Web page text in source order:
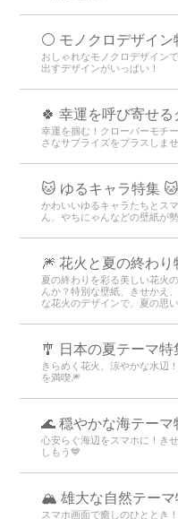
⚪️ モノクロデザイン
おしゃれなモノクロデザイン
出すデザインがいっぱい！
🍀 幸運を呼び寄せる
幸運を掴む！クローバーモチ
さなサプライズをプラスしま
🐱 ゆるキャラ特集 🐱
かわいいゆるキャラたちとス
ん、やちにゃんなどの壁紙が勢
🎆 花火と夏の終わり
夏の終わりを彩る美しい花火
んか？特別な壁紙、きせかえ
な花火のデザインで、夏の思
🎐 日本の夏テーマ特
きらめく花火、涼やかな水辺
を満喫🎆
🌊 穏やかな海テーマ
心安らぐ海辺をスマホに！き
しもう💙
🏔️ 雄大な自然テー
スマホ画面で癒しのひととき